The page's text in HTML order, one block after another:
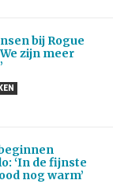
bij Rogue
zijn meer
‘In de fijnste
nog warm’